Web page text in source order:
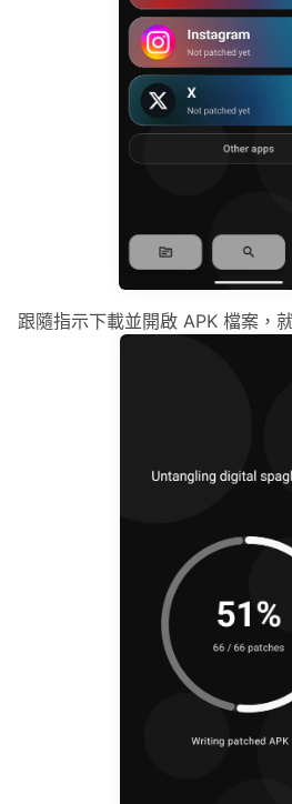
跟隨指示下載並開啟 APK 檔案，